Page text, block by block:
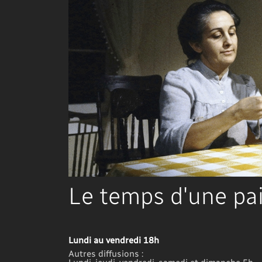
Le temps d'une
Lundi au vendredi 18h
Autres diffusions :